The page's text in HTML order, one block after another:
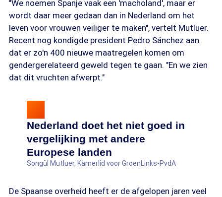
"We noemen Spanje vaak een 'macholand', maar er
wordt daar meer gedaan dan in Nederland om het
leven voor vrouwen veiliger te maken", vertelt Mutluer.
Recent nog kondigde president Pedro Sánchez aan
dat er zo'n 400 nieuwe maatregelen komen om
gendergerelateerd geweld tegen te gaan. "En we zien
dat dit vruchten afwerpt."
Nederland doet het niet goed in
vergelijking met andere
Europese landen
Songül Mutluer, Kamerlid voor GroenLinks-PvdA
De Spaanse overheid heeft er de afgelopen jaren veel